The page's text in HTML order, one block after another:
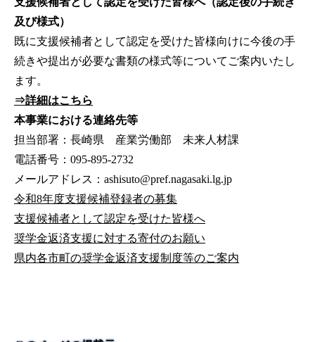
及び様式）
既に支援候補者として認定を受けた皆様向けに今後の手
続きや提出が必要な書類の様式等についてご案内いたし
ます。
⇒詳細はこちら
本事業における連絡先等
担当部署：長崎県 産業労働部 未来人材課
電話番号：095-895-2732
メールアドレス：ashisuto@pref.nagasaki.lg.jp
令和8年度支援候補登録者の募集
支援候補者として認定を受けた皆様へ
奨学金返済支援に対する寄付のお願い
県内各市町の奨学金返済支援制度等のご案内